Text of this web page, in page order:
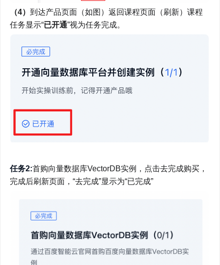
（4）到达产品页面（如图）返回课程页面（刷新）课程
任务显示“已开通”视为任务完成。
任务2:首购向量数据库VectorDB实例，点击去完成购买，
完成后刷新页面，“去完成”显示为“已完成”